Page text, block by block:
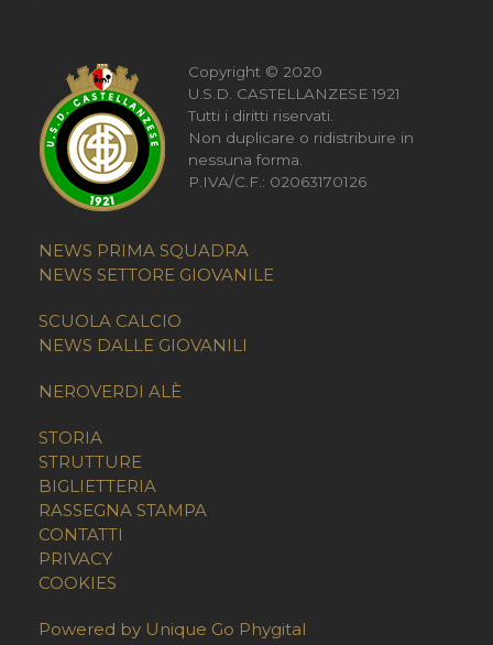
Copyright © 2020
U.S.D. CASTELLANZESE 1921
Tutti i diritti riservati.
Non duplicare o ridistribuire in
nessuna forma.
P.IVA/C.F.: 02063170126
NEWS PRIMA SQUADRA
NEWS SETTORE GIOVANILE
SCUOLA CALCIO
NEWS DALLE GIOVANILI
NEROVERDI ALÈ
STORIA
STRUTTURE
BIGLIETTERIA
RASSEGNA STAMPA
CONTATTI
PRIVACY
COOKIES
Powered by Unique Go Phygital